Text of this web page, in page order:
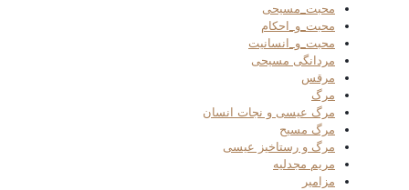
محبت_مسیحی
محبت_و_احکام
محبت_و_انسانیت
مردانگی مسیحی
مرقس
مرگ
مرگ عیسی و نجات انسان
مرگ مسیح
مرگ و رستاخیز عیسی
مریم مجدلیه
مزامیر